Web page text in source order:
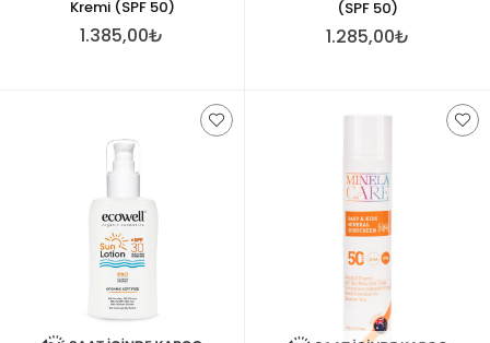
Kremi (SPF 50)
1.385,00₺
(SPF 50)
1.285,00₺